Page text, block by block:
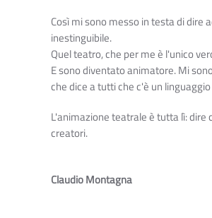
Così mi sono messo in testa di dire
inestinguibile.
Quel teatro, che per me è l'unico
E sono diventato animatore. Mi
che dice a tutti che c'è un
L'animazione teatrale è tutta lì:
creatori.
Claudio Montagna